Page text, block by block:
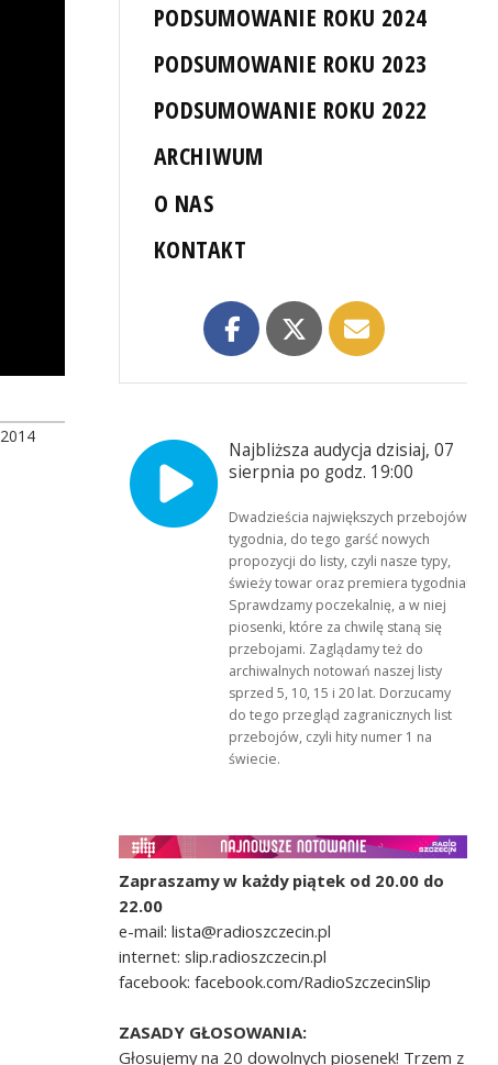
2014
PODSUMOWANIE ROKU 2024
PODSUMOWANIE ROKU 2023
PODSUMOWANIE ROKU 2022
ARCHIWUM
O NAS
KONTAKT
Najbliższa audycja dzisiaj, 07
sierpnia po godz. 19:00
Dwadzieścia największych przebojów
tygodnia, do tego garść nowych
propozycji do listy, czyli nasze typy,
świeży towar oraz premiera tygodnia!
Sprawdzamy poczekalnię, a w niej
piosenki, które za chwilę staną się
przebojami. Zaglądamy też do
archiwalnych notowań naszej listy
sprzed 5, 10, 15 i 20 lat. Dorzucamy
do tego przegląd zagranicznych list
przebojów, czyli hity numer 1 na
świecie.
Zapraszamy w każdy piątek od 20.00 do
22.00
e-mail: lista@radioszczecin.pl
internet: slip.radioszczecin.pl
facebook: facebook.com/RadioSzczecinSlip
ZASADY GŁOSOWANIA:
Głosujemy na 20 dowolnych piosenek! Trzem z